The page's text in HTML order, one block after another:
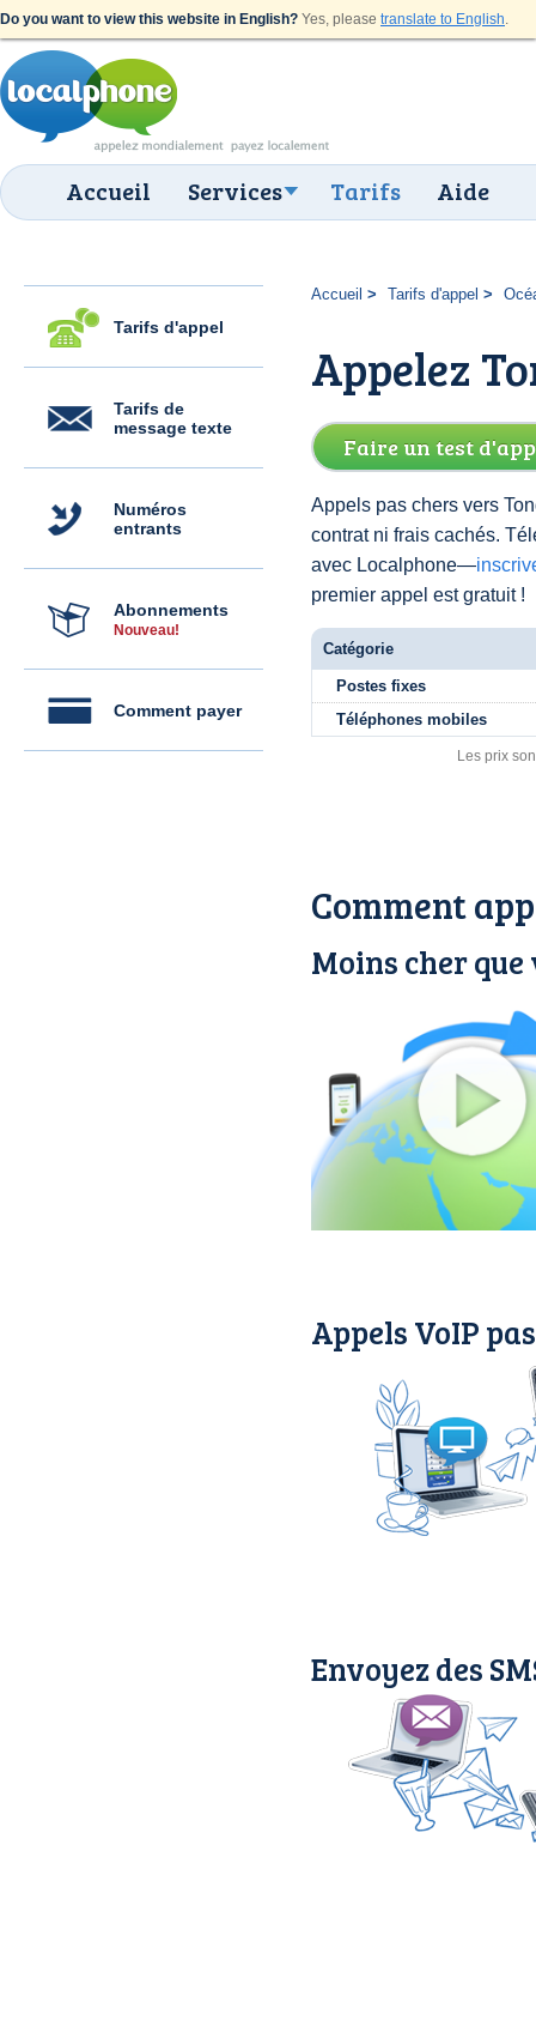
Do you want to view this website in English? Yes, please translate to English.
Accueil Services Tarifs Aide
Tarifs d'appel
Tarifs de
message texte
Numéros
entrants
Abonnements
Nouveau!
Comment payer
Accueil Tarifs d'appel
Appelez
Faire un test
Appels pas chers vers
contrat ni frais cachés.
avec Localphone—
premier appel est gratuit !
Catégorie
Postes fixes
Téléphones mobiles
Les prix
Comment
Moins cher
Appels VoIP
Envoyez des